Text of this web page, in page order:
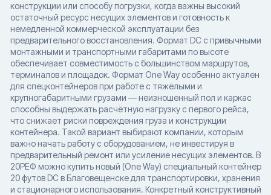
конструкции или способу погрузки, когда важны высокий
остаточный ресурс несущих элементов и готовность к
немедленной коммерческой эксплуатации без
предварительного восстановления. Формат DC с привычными
монтажными и транспортными габаритами по высоте
обеспечивает совместимость с большинством маршрутов,
терминалов и площадок. Формат One Way особенно актуален
для спецконтейнеров при работе с тяжёлыми и
крупногабаритными грузами — неизношенный пол и каркас
способны выдержать расчётную нагрузку с первого рейса,
что снижает риски повреждения груза и конструкции
контейнера. Такой вариант выбирают компании, которым
важно начать работу с оборудованием, не инвестируя в
предварительный ремонт или усиление несущих элементов. В
20РЕФ можно купить новый (One Way) специальный контейнер
20 футов DC в Благовещенске для транспортировки, хранения
и стационарного использования. Конкретный конструктивный